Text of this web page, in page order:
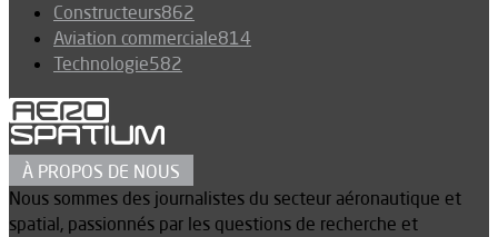
Constructeurs862
Aviation commerciale814
Technologie582
À PROPOS DE NOUS
Nous sommes des journalistes du secteur aéronautique et
spatial, passionnés par les questions de recherche et